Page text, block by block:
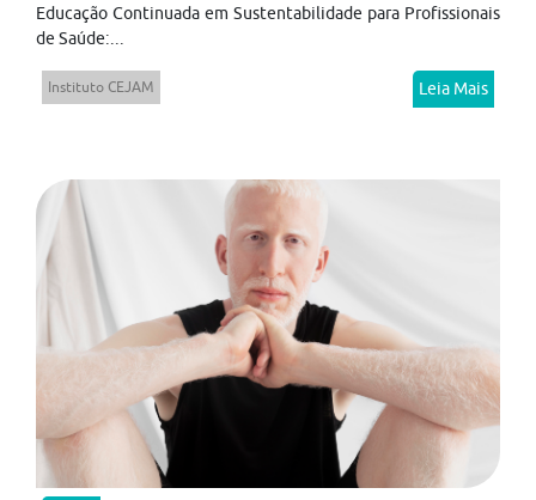
Educação Continuada em Sustentabilidade para Profissionais
de Saúde:...
Instituto CEJAM Leia Mais